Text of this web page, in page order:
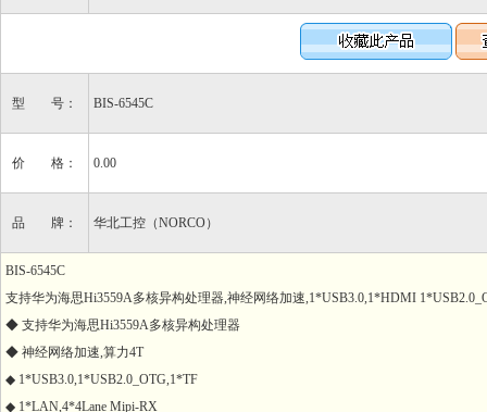
型 号： BIS-6545C
价 格： 0.00
品 牌： 华北工控（NORCO）
BIS-6545C
支持华为海思Hi3559A多核异构处理器,神经网络加速,1*USB3.0,1*HDMI
◆ 支持华为海思Hi3559A多核异构处理器
◆ 神经网络加速,算力4T
◆ 1*USB3.0,1*USB2.0_OTG,1*TF
◆ 1*LAN,4*4Lane Mipi-RX